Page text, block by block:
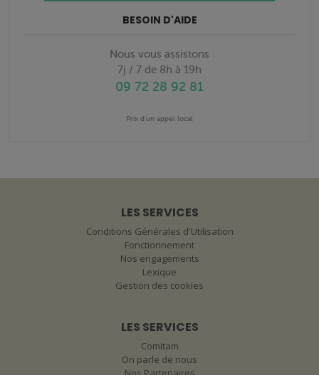
BESOIN D'AIDE
Nous vous assistons
7j / 7 de 8h à 19h
09 72 28 92 81
Prix d'un appel local
LES SERVICES
Conditions Générales d'Utilisation
Fonctionnement
Nos engagements
Lexique
Gestion des cookies
LES SERVICES
Comitam
On parle de nous